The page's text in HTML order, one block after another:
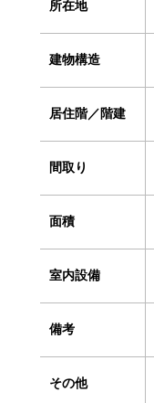
所在地
建物構造
居住階／階建
間取り
面積
室内設備
備考
その他